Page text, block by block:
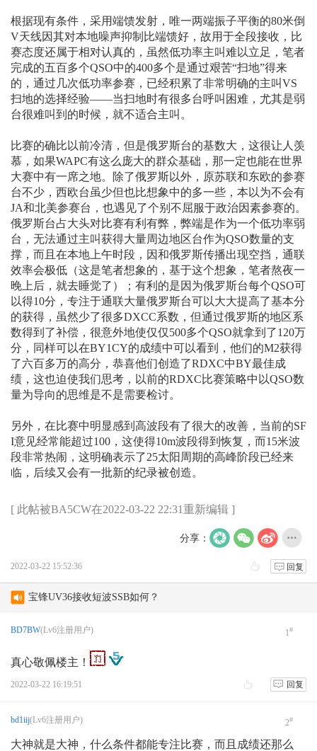
根据现有条件，采用端馈发射，唯一两端振子平衡的80米倒
V天线因其对本地噪声抑制比端馈好，故用于全段接收，比
赛态度还属于相对认真的，虽然低功率主叫难以立足，笔者
完成的五百多个QSO中的400多个是通过艰苦“扫地”得来
的，通过几次低功率参赛，已经积累了非常明确的主叫VS
扫地的选择经验——当扫地时有很多台呼叫困难，尤其是弱
台很难叫到的时候，就不适合主叫。
比赛的确比以前冷清，但是俄罗斯台的基数大，这很让人羡
慕，如果WAPC有这么庞大的群众基础，那一定也能在世界
大赛中有一席之地。除了俄罗斯以外，原苏联和东欧的参赛
台不少，西欧台虽少但也比想象中的多一些，本以为不会有
JA和北美参赛台，也遇见了个别不屈服于政治因素参赛的。
俄罗斯台占大头对比赛有利有弊，弊端是作为一个低功率弱
台，无法通过主叫获得大量周边地区台作为QSO数量的支
撑，而且在本地上午时段，因和俄罗斯传播出现空挡，通联
效率会极低（这是笔者想象的，基于这个想象，笔者熬夜一
晚上后，就去睡觉了）；有利的是因为俄罗斯台每个QSO可
以得10分，专注于通联大量俄罗斯台可以大大提高了基本分
的获得，虽然少了很多DXCC系数，但通过俄罗斯的地区系
数得到了补偿，很意外地使仅仅500多个QSO就拿到了120万
分，同样可以在BY1CY的成绩中可以看到，他们的M2获得
了六百多万的高分，恭喜他们创造了RDXC中BY最佳成
绩，这也迫使我们思考，以前的RDXC比赛策略中以QSO数
量为导向的思维是不是需要检讨。
另外，在比赛中明显感到高波段有了很大的改善，当前的SF
I意见经常能超过100，这使得10m波段得到恢复，而15米波
段非常热闹，这明确表示了25太阳周期的高峰阶段已经来
临，后续又会有一批新的纪录被创造。
[ 此帖被BA5CW在2022-03-22 22:31重新编辑 ]
分享：
2022-03-22 15:52:36 回复
宝锋UV36接收短波SSB如何？
新人报到 请求激活 字母改为大写
AVRT4 DIGI 不轉發
月坨岛登上IOTA海岛名单始末
BD7BW(Lv6注册用户) 1#
真心敬佩楼主！
2022-03-22 16:19:51 回复
bd1iij(Lv6注册用户) 2#
大神就是大神，什么条件都能专注比赛，而且成绩还那么